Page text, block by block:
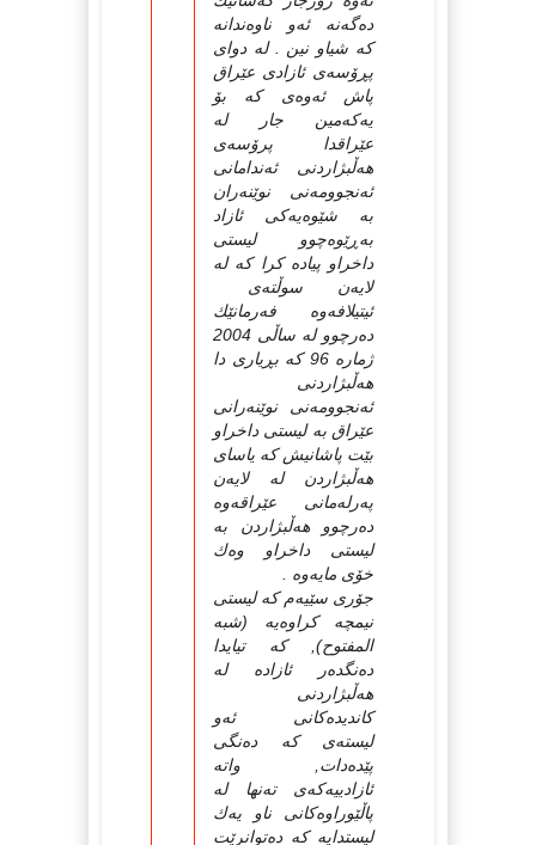
ده‌گه‌نه‌ ئه‌و ناوه‌ندانه‌
كه‌ شیاو نین . له‌ دوای
پڕۆسه‌ی ئازادی عێراق
پاش ئه‌وه‌ی كه‌ بۆ
یه‌كه‌مین جار له‌
عێراقدا پرۆسه‌ی
هه‌ڵبژاردنی ئه‌ندامانی
ئه‌نجوومه‌نی نوێنه‌ران
به‌ شێوه‌یه‌كی ئازاد
به‌ڕێوه‌چوو لیستی
داخراو پیاده‌ كرا كه‌ له‌
لایه‌ن سوڵته‌ی
ئیتیلافه‌وه‌ فه‌رمانێك
ده‌رچوو له‌ ساڵی 2004
ژماره‌ 96 كه‌ بڕیاری دا
هه‌ڵبژاردنی
ئه‌نجوومه‌نی نوێنه‌رانی
عێراق به‌ لیستی داخراو
بێت پاشانیش كه‌ یاسای
هه‌ڵبژاردن له‌ لایه‌ن
په‌رله‌مانی عێراقه‌وه‌
ده‌رچوو هه‌ڵبژاردن به‌
لیستی داخراو وه‌ك
خۆی مایه‌وه‌ .
جۆری سێیه‌م كه‌ لیستی
نیمچه‌ كراوه‌یه‌ (شبه‌
المفتوح), كه‌ تیایدا
ده‌نگده‌ر ئازاده‌ له‌
هه‌ڵبژاردنی
كاندیده‌كانی ئه‌و
لیسته‌ی كه‌ ده‌نگی
پێده‌دات, واته‌
ئازادییه‌كه‌ی ته‌نها له‌
پاڵێوراوه‌كانی ناو یه‌ك
لیستدایه‌ كه‌ ده‌توانرێت